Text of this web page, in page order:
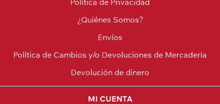
Política de Privacidad
¿Quiénes Somos?
Envíos
Política de Cambios y/o Devoluciones de Mercadería
Devolución de dinero
MI CUENTA